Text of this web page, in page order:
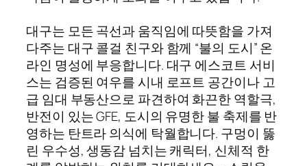
대구는 모든 곡선과 움직임에 따뜻함을 가져
다주는 대구 콜걸 친구와 함께 “불의 도시” 온
라인 명성에 부응합니다. 대구 에스코트 서비
스는 검증된 여우를 시내 로프트 공간이나 고
급 임대 부동산으로 파견하여 화끈한 역할극,
반전이 있는 GFE, 도시의 유명한 불 축제를 반
영하는 탄트라 의식에 탁월합니다. 구멍이 뚫
린 우수성, 생동감 넘치는 캐릭터, 신체적 한